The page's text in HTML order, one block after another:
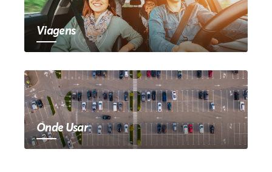
Viagens
Onde Usar